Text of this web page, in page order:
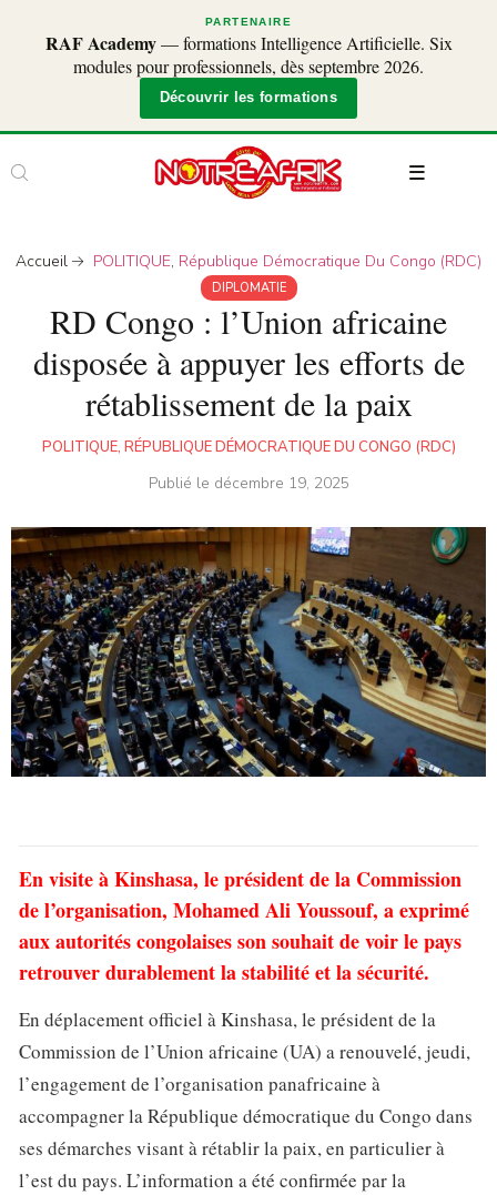
PARTENAIRE
RAF Academy— formations Intelligence Artificielle. Six
modules pour professionnels, dès septembre 2026.
Découvrir les formations
Accueil POLITIQUE, République Démocratique Du Congo (RDC)
DIPLOMATIE
RD Congo : l’Union africaine
disposée à appuyer les efforts de
rétablissement de la paix
POLITIQUE, RÉPUBLIQUE DÉMOCRATIQUE DU CONGO (RDC)
Publié le décembre 19, 2025
En visite à Kinshasa, le président de la Commission
de l’organisation, Mohamed Ali Youssouf, a exprimé
aux autorités congolaises son souhait de voir le pays
retrouver durablement la stabilité et la sécurité.
En déplacement officiel à Kinshasa, le président de la
Commission de l’Union africaine (UA) a renouvelé, jeudi,
l’engagement de l’organisation panafricaine à
accompagner la République démocratique du Congo dans
ses démarches visant à rétablir la paix, en particulier à
l’est du pays. L’information a été confirmée par la